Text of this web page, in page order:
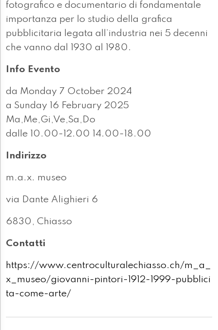
fotografico e documentario di fondamentale
importanza per lo studio della grafica
pubblicitaria legata all’industria nei 5 decenni
che vanno dal 1930 al 1980.
Info Evento
da Monday 7 October 2024
a Sunday 16 February 2025
Ma,Me,Gi,Ve,Sa,Do
dalle 10.00-12.00 14.00-18.00
Indirizzo
m.a.x. museo
via Dante Alighieri 6
6830, Chiasso
Contatti
https://www.centroculturalechiasso.ch/m_a_
x_museo/giovanni-pintori-1912-1999-pubblici
ta-come-arte/